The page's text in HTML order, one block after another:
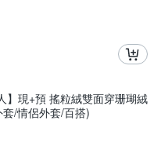
】現+預 搖粒絨雙面穿珊瑚絨
/情侶外套/百搭)